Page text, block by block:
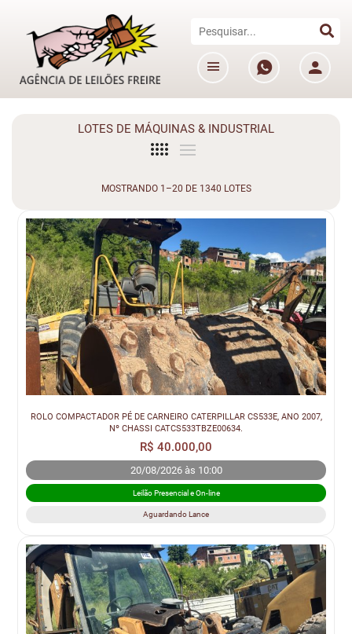
LOTES DE MÁQUINAS & INDUSTRIAL
MOSTRANDO 1–20 DE 1340 LOTES
ROLO COMPACTADOR PÉ DE CARNEIRO CATERPILLAR CS533E, ANO 2007,
Nº CHASSI CATCS533TBZE00634.
R$ 40.000,00
20/08/2026 às 10:00
Leilão Presencial e On-line
Aguardando Lance